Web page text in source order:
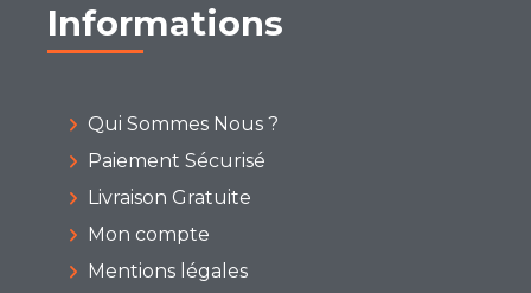
Informations
Qui Sommes Nous ?
Paiement Sécurisé
Livraison Gratuite
Mon compte
Mentions légales